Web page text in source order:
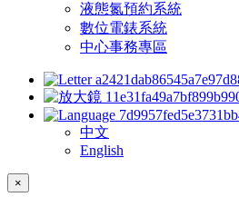
液態氮預約系統
數位電錶系統
中心事務專區
中文
English
×